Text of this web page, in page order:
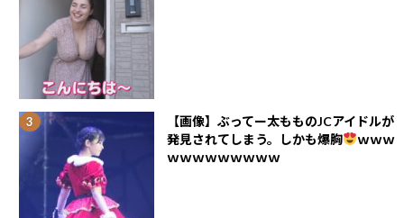
【画像】ぶってー太もものJCアイドルが
発見されてしまう。しかも爆胸
ｗｗｗ
ｗｗｗｗｗｗｗｗｗ